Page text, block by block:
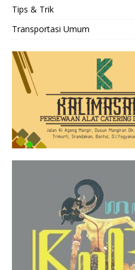
Tips & Trik
Transportasi Umum